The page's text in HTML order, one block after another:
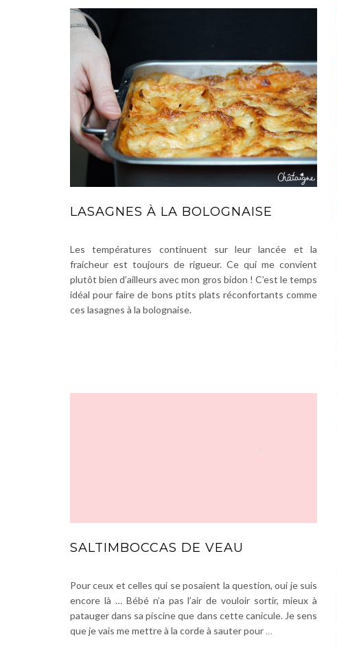
LASAGNES À LA BOLOGNAISE
Les températures continuent sur leur lancée et la
fraicheur est toujours de rigueur. Ce qui me convient
plutôt bien d’ailleurs avec mon gros bidon ! C’est le temps
idéal pour faire de bons ptits plats réconfortants comme
ces lasagnes à la bolognaise.
SALTIMBOCCAS DE VEAU
Pour ceux et celles qui se posaient la question, oui je suis
encore là … Bébé n’a pas l’air de vouloir sortir, mieux à
patauger dans sa piscine que dans cette canicule. Je sens
que je vais me mettre à la corde à sauter pour …